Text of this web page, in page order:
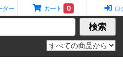
ダー カート 0 ロ
検索